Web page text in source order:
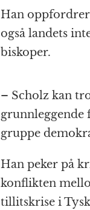
Han oppfordrer
også landets
biskoper.
– Scholz kan
gruppe
Han peker på
konflikten
tillitskrise i